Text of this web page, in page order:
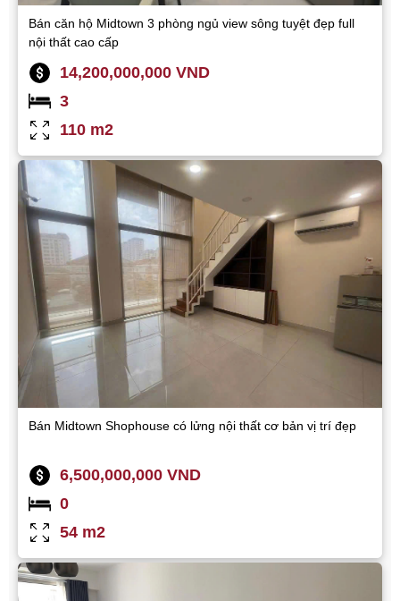
Bán căn hộ Midtown 3 phòng ngủ view sông tuyệt đẹp full
nội thất cao cấp
14,200,000,000 VND
3
110 m2
Bán Midtown Shophouse có lửng nội thất cơ bản vị trí đẹp
6,500,000,000 VND
0
54 m2